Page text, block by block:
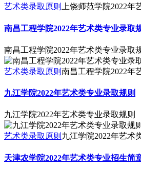
艺术类录取原则 上饶师范学院2022年
南昌工程学院2022年艺术类专业录取
南昌工程学院2022年艺术类专业录取
艺术类录取原则南昌工程学院2022年
九江学院2022年艺术类专业录取规则
九江学院2022年艺术类专业录取规则
艺术类录取原则九江学院2022年艺术
天津农学院2022年艺术类专业招生简